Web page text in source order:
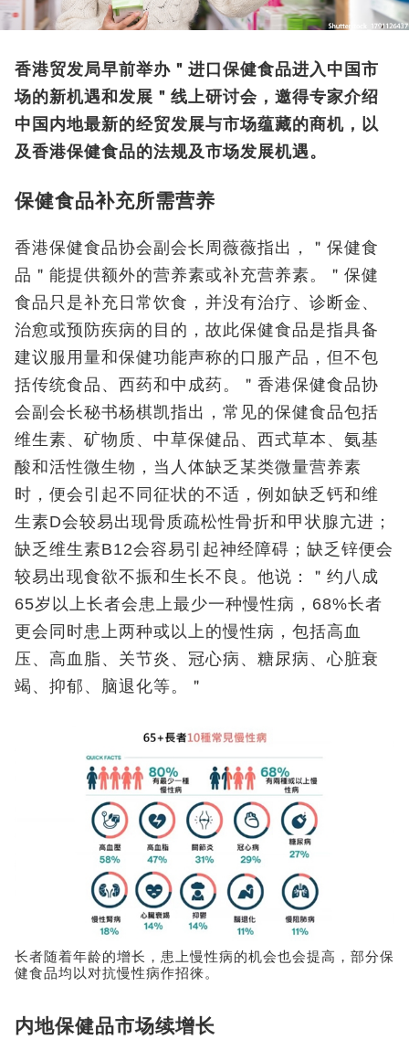
香港贸发局早前举办＂进口保健食品进入中国市
场的新机遇和发展＂线上研讨会，邀得专家介绍
中国内地最新的经贸发展与市场蕴藏的商机，以
及香港保健食品的法规及市场发展机遇。
保健食品补充所需营养
香港保健食品协会副会长周薇薇指出，＂保健食
品＂能提供额外的营养素或补充营养素。＂保健
食品只是补充日常饮食，并没有治疗、诊断金、
治愈或预防疾病的目的，故此保健食品是指具备
建议服用量和保健功能声称的口服产品，但不包
括传统食品、西药和中成药。＂香港保健食品协
会副会长秘书杨棋凯指出，常见的保健食品包括
维生素、矿物质、中草保健品、西式草本、氨基
酸和活性微生物，当人体缺乏某类微量营养素
时，便会引起不同征状的不适，例如缺乏钙和维
生素D会较易出现骨质疏松性骨折和甲状腺亢进；
缺乏维生素B12会容易引起神经障碍；缺乏锌便会
较易出现食欲不振和生长不良。他说：＂约八成
65岁以上长者会患上最少一种慢性病，68%长者
更会同时患上两种或以上的慢性病，包括高血
压、高血脂、关节炎、冠心病、糖尿病、心脏衰
竭、抑郁、脑退化等。＂
长者随着年龄的增长，患上慢性病的机会也会提高，部分保
健食品均以对抗慢性病作招徕。
内地保健品市场续增长